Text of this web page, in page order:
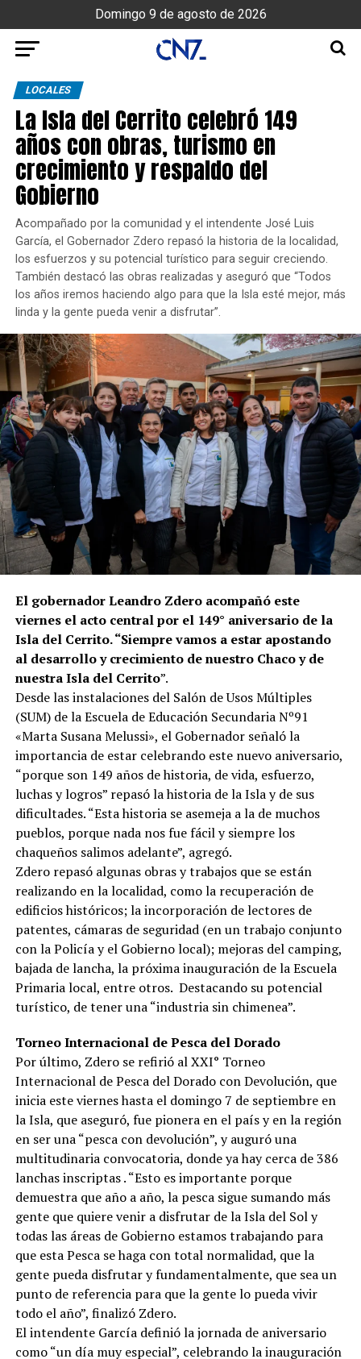
Domingo 9 de agosto de 2026
LOCALES
La Isla del Cerrito celebró 149
años con obras, turismo en
crecimiento y respaldo del
Gobierno
Acompañado por la comunidad y el intendente José Luis
García, el Gobernador Zdero repasó la historia de la localidad,
los esfuerzos y su potencial turístico para seguir creciendo.
También destacó las obras realizadas y aseguró que “Todos
los años iremos haciendo algo para que la Isla esté mejor, más
linda y la gente pueda venir a disfrutar”.
El gobernador Leandro Zdero acompañó este
viernes el acto central por el 149° aniversario de la
Isla del Cerrito. “Siempre vamos a estar apostando
al desarrollo y crecimiento de nuestro Chaco y de
nuestra Isla del Cerrito”.
Desde las instalaciones del Salón de Usos Múltiples
(SUM) de la Escuela de Educación Secundaria Nº91
«Marta Susana Melussi», el Gobernador señaló la
importancia de estar celebrando este nuevo aniversario,
“porque son 149 años de historia, de vida, esfuerzo,
luchas y logros” repasó la historia de la Isla y de sus
dificultades. “Esta historia se asemeja a la de muchos
pueblos, porque nada nos fue fácil y siempre los
chaqueños salimos adelante”, agregó.
Zdero repasó algunas obras y trabajos que se están
realizando en la localidad, como la recuperación de
edificios históricos; la incorporación de lectores de
patentes, cámaras de seguridad (en un trabajo conjunto
con la Policía y el Gobierno local); mejoras del camping,
bajada de lancha, la próxima inauguración de la Escuela
Primaria local, entre otros. Destacando su potencial
turístico, de tener una “industria sin chimenea”.
Torneo Internacional de Pesca del Dorado
Por último, Zdero se refirió al XXI° Torneo
Internacional de Pesca del Dorado con Devolución, que
inicia este viernes hasta el domingo 7 de septiembre en
la Isla, que aseguró, fue pionera en el país y en la región
en ser una “pesca con devolución”, y auguró una
multitudinaria convocatoria, donde ya hay cerca de 386
lanchas inscriptas . “Esto es importante porque
demuestra que año a año, la pesca sigue sumando más
gente que quiere venir a disfrutar de la Isla del Sol y
todas las áreas de Gobierno estamos trabajando para
que esta Pesca se haga con total normalidad, que la
gente pueda disfrutar y fundamentalmente, que sea un
punto de referencia para que la gente lo pueda vivir
todo el año”, finalizó Zdero.
El intendente García definió la jornada de aniversario
como “un día muy especial”, celebrando la inauguración